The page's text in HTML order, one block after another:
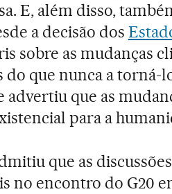
E, além disso,
a decisão dos
sobre as mudanças
que nunca a torná-
advertiu que as
para a
que as
no encontro do G20